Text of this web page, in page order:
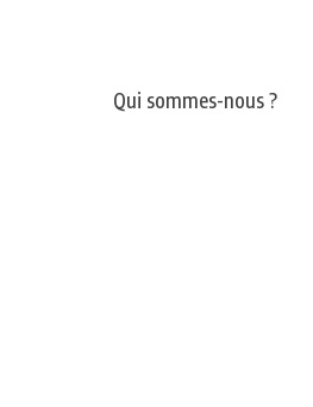
Qui sommes-nous ?